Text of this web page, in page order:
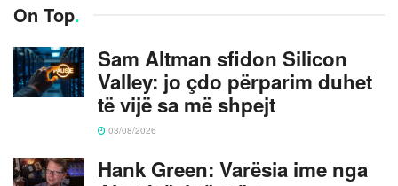
On Top.
Sam Altman sfidon Silicon
Valley: jo çdo përparim duhet
të vijë sa më shpejt
03/08/2026
Hank Green: Varësia ime nga